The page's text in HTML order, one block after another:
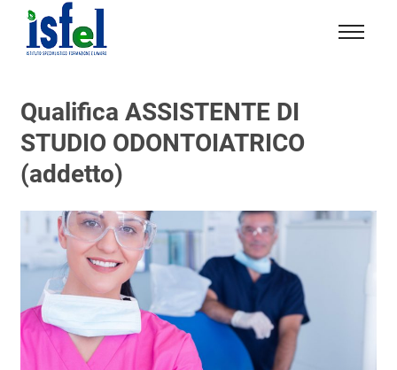
Isfel
formazione
e
lavoro
Qualifica ASSISTENTE DI
STUDIO ODONTOIATRICO
(addetto)